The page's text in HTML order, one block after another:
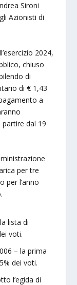
Sironi
Azionisti di
2024,
chiuso
di
di € 1,43
a
dal 19
per tre
per l’anno
lista di
voti.
– la prima
dei voti.
l’egida di